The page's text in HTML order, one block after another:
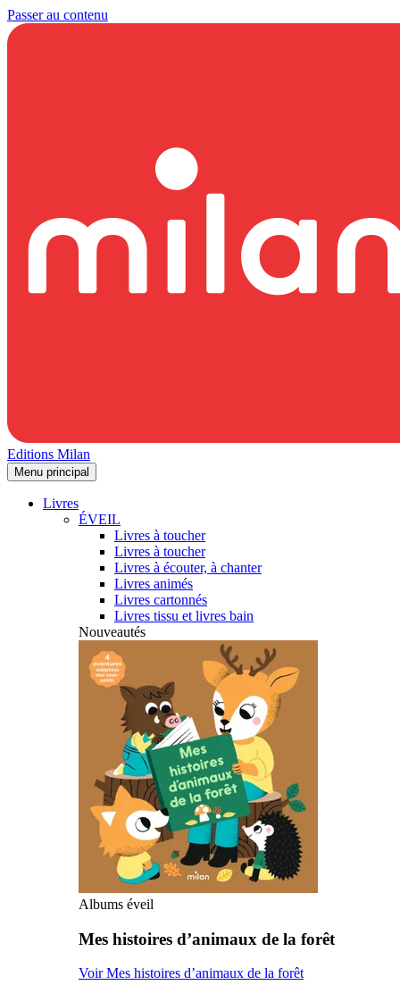
Passer au contenu
Editions Milan
Menu principal
Livres
ÉVEIL
Livres à toucher
Livres à toucher
Livres à écouter, à chanter
Livres animés
Livres cartonnés
Livres tissu et livres bain
Nouveautés
Albums éveil
Mes histoires d’animaux de la forêt
Voir Mes histoires d’animaux de la forêt